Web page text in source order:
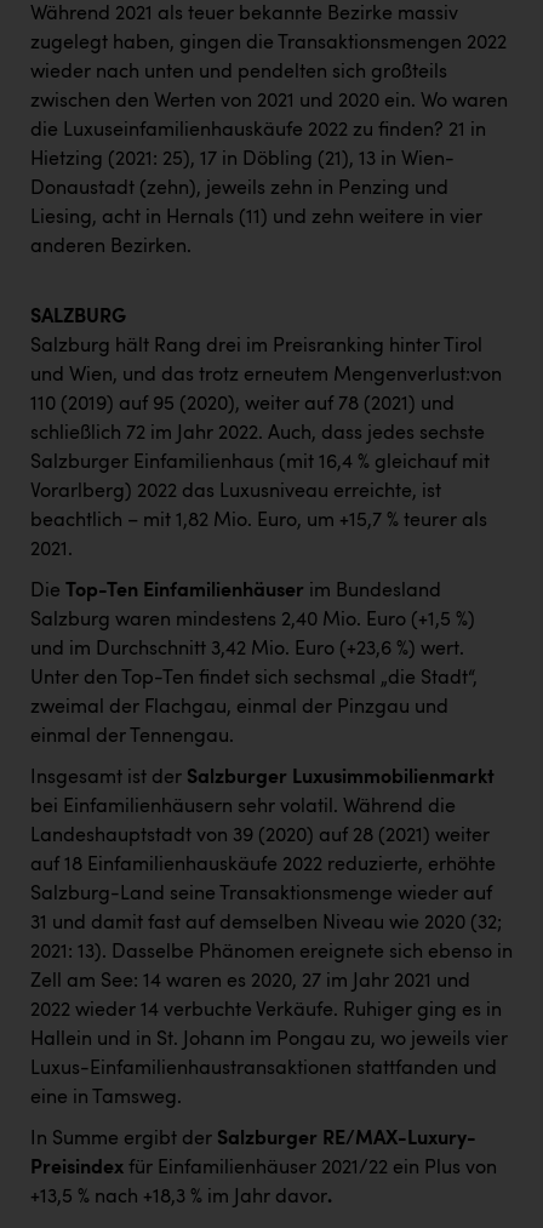
Während 2021 als teuer bekannte Bezirke massiv
zugelegt haben, gingen die Transaktionsmengen 2022
wieder nach unten und pendelten sich großteils
zwischen den Werten von 2021 und 2020 ein. Wo waren
die Luxuseinfamilienhauskäufe 2022 zu finden? 21 in
Hietzing (2021: 25), 17 in Döbling (21), 13 in Wien-
Donaustadt (zehn), jeweils zehn in Penzing und
Liesing, acht in Hernals (11) und zehn weitere in vier
anderen Bezirken.
SALZBURG
Salzburg hält Rang drei im Preisranking hinter Tirol
und Wien, und das trotz erneutem Mengenverlust:von
110 (2019) auf 95 (2020), weiter auf 78 (2021) und
schließlich 72 im Jahr 2022. Auch, dass jedes sechste
Salzburger Einfamilienhaus (mit 16,4 % gleichauf mit
Vorarlberg) 2022 das Luxusniveau erreichte, ist
beachtlich – mit 1,82 Mio. Euro, um +15,7 % teurer als
2021.
Die Top-Ten Einfamilienhäuser im Bundesland
Salzburg waren mindestens 2,40 Mio. Euro (+1,5 %)
und im Durchschnitt 3,42 Mio. Euro (+23,6 %) wert.
Unter den Top-Ten findet sich sechsmal „die Stadt“,
zweimal der Flachgau, einmal der Pinzgau und
einmal der Tennengau.
Insgesamt ist der Salzburger Luxusimmobilienmarkt
bei Einfamilienhäusern sehr volatil. Während die
Landeshauptstadt von 39 (2020) auf 28 (2021) weiter
auf 18 Einfamilienhauskäufe 2022 reduzierte, erhöhte
Salzburg-Land seine Transaktionsmenge wieder auf
31 und damit fast auf demselben Niveau wie 2020 (32;
2021: 13). Dasselbe Phänomen ereignete sich ebenso in
Zell am See: 14 waren es 2020, 27 im Jahr 2021 und
2022 wieder 14 verbuchte Verkäufe. Ruhiger ging es in
Hallein und in St. Johann im Pongau zu, wo jeweils vier
Luxus-Einfamilienhaustransaktionen stattfanden und
eine in Tamsweg.
In Summe ergibt der Salzburger RE/MAX-Luxury-
Preisindex für Einfamilienhäuser 2021/22 ein Plus von
+13,5 % nach +18,3 % im Jahr davor.